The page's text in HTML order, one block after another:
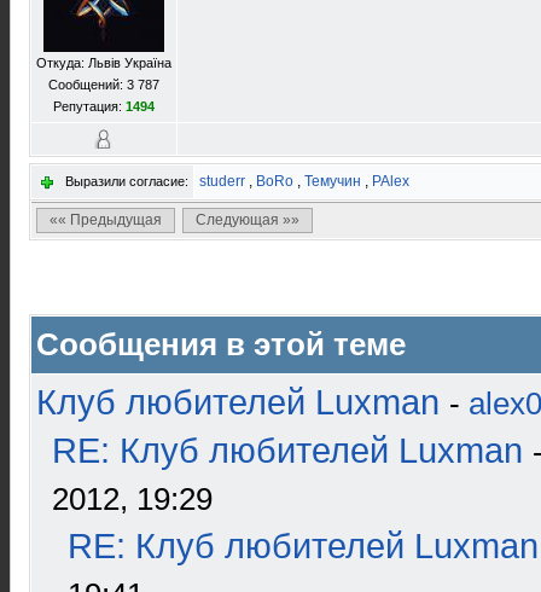
Откуда: Львів Україна
Сообщений: 3 787
Репутация: 1494
Выразили согласие: studerr , BoRo , Темучин , PAlex
«« Предыдущая Следующая »»
Сообщения в этой теме
Клуб любителей Luxman -
RE: Клуб любителей Luxman
2012, 19:29
RE: Клуб любителей Luxman